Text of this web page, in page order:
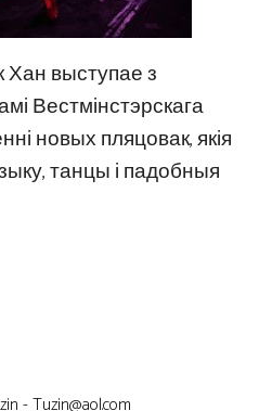
выступае з
Вестмінстэрскага
новых пляцовак, якія
танцы і падобныя
-Tuzin@aol.com